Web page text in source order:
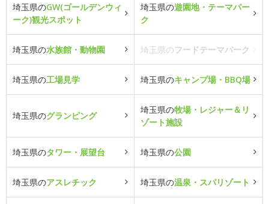
埼玉県のGW(ゴールデンウィ
ーク)観光スポット
埼玉県の遊園地・テーマパー
ク
埼玉県の水族館・動物園 埼玉県のフードテーマパーク
埼玉県の工場見学 埼玉県のキャンプ場・BBQ場
埼玉県のグランピング
埼玉県の牧場・レジャー＆リ
ゾート施設
埼玉県のタワー・展望台 埼玉県の公園
埼玉県のアスレチック 埼玉県の温泉・スパリゾート